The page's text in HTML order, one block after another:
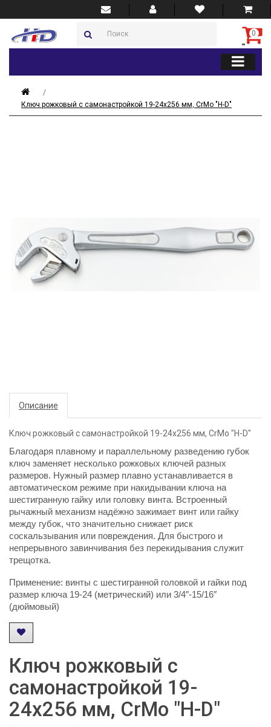
0
Ключ рожковый с самонастройкой 19-24х256 мм, CrMo "H-D"
Описание
Ключ рожковый с самонастройкой 19-24х256 мм, CrMo "H-D"
Благодаря плавному и параллельному разведению губок
ключ заменяет несколько рожковых ключей разных
размеров. Нужный размер плавно устанавливается в
автоматическом режиме при накидывании ключа на
шестигранную гайку или головку винта. Встроенный
рычажный механизм надёжно зажимает винт или гайку
между губок, что значительно снижает риск
соскальзывания или повреждения. Для быстрого и
непрерывного завинчивания без перекидывания служит
трещотка.
Применение: винты с шестигранной головкой и гайки под
размер ключа 19-24 (метрический) или 3/4″-15/16″
(дюймовый)
Ключ рожковый с
самонастройкой 19-
24х256 мм, CrMo "H-D"